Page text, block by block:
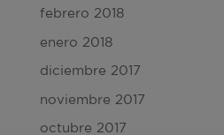
febrero 2018
enero 2018
diciembre 2017
noviembre 2017
octubre 2017